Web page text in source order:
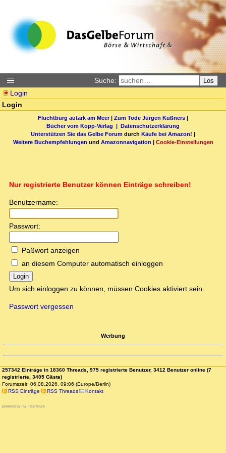
Suche: Los
Login
Login
Fluchtburg autark am Meer| Zum Tode Jürgen Küßners |
Bücher vom Kopp-Verlag | Datenschutzerklärung
Unterstützen Sie das Gelbe Forum durch Käufe bei Amazon! |
Weitere Buchempfehlungen und Amazonnavigation | Cookie-Einstellungen
Nur registrierte Benutzer können Einträge schreiben!
Benutzername:
Passwort:
Paßwort anzeigen
an diesem Computer automatisch einloggen
Login
Um sich einloggen zu können, müssen Cookies aktiviert sein.
Passwort vergessen
Werbung
257342 Einträge in 18360 Threads, 975 registrierte Benutzer, 3412 Benutzer online (7
registrierte, 3405 Gäste)
Forumszeit: 06.08.2026, 09:06 (Europe/Berlin)
RSS Einträge
RSS Threads Kontakt
powered by my little forum